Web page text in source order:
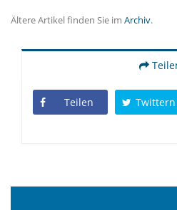
Ältere Artikel finden Sie im Archiv.
Teilen Twittern